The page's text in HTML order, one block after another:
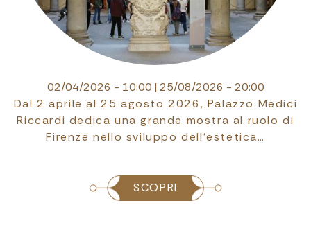
25/03/2026 - 10:00 |13/09/2026 - 23:00
La mostra “Baselitz. AVANTI!” al Museo
Novecento offre un’ampia panoramica sulla
produzione incisoria di Georg Baselitz,
SCOPRI